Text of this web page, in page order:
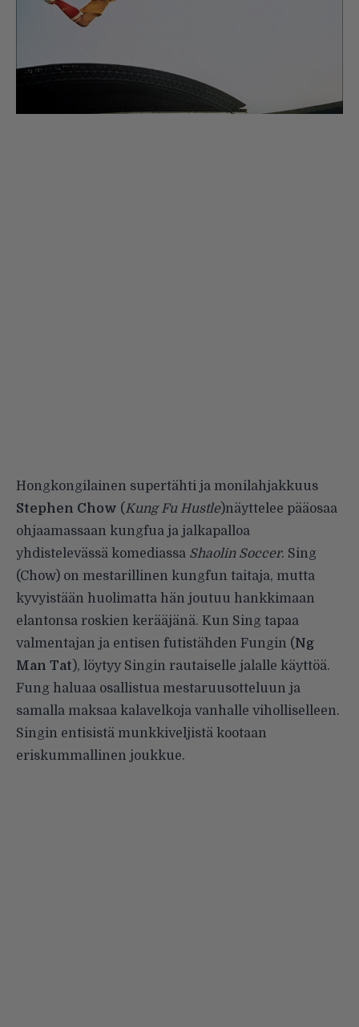
Hongkongilainen supertähti ja monilahjakkuus
Stephen Chow (Kung Fu Hustle)näyttelee pääosaa
ohjaamassaan kungfua ja jalkapalloa
yhdistelevässä komediassa Shaolin Soccer. Sing
(Chow) on mestarillinen kungfun taitaja, mutta
kyvyistään huolimatta hän joutuu hankkimaan
elantonsa roskien kerääjänä. Kun Sing tapaa
valmentajan ja entisen futistähden Fungin (Ng
Man Tat), löytyy Singin rautaiselle jalalle käyttöä.
Fung haluaa osallistua mestaruusotteluun ja
samalla maksaa kalavelkoja vanhalle viholliselleen.
Singin entisistä munkkiveljistä kootaan
eriskummallinen joukkue.